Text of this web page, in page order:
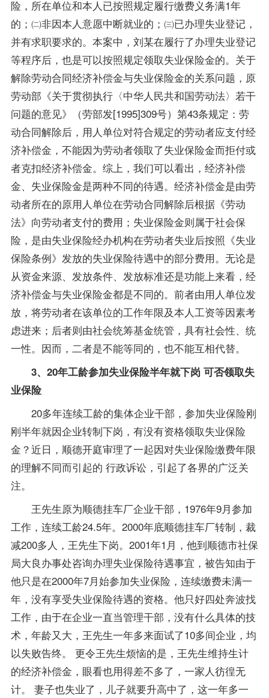
险，所在单位和本人已按照规定履行缴费义务满1年
的；㈡非因本人意愿中断就业的；㈢已办理失业登记，
并有求职要求的。本案中，刘某在履行了办理失业登记
等程序后，也是可以按照规定领取失业保险金的。关于
解除劳动合同经济补偿金与失业保险金的关系问题，原
劳动部《关于贯彻执行〈中华人民共和国劳动法〉若干
问题的意见》（劳部发[1995]309号）第43条规定：劳
动合同解除后，用人单位对符合规定的劳动者应支付经
济补偿金，不能因为劳动者领取了失业保险金而拒付或
者克扣经济补偿金。综上，我们可以看出，经济补偿
金、失业保险金是两种不同的待遇。经济补偿金是由劳
动者所在的原用人单位在劳动合同解除后根据《劳动
法》向劳动者支付的费用；失业保险金则属于社会保
险，是由失业保险经办机构在劳动者失业后按照《失业
保险条例》发放的失业保险待遇中的部分费用。无论是
从资金来源、发放条件、发放标准还是功能上来看，经
济补偿金与失业保险金都是不同的。前者由用人单位发
放，将劳动者在该单位的工作年限及本人工资等因素考
虑进来；后者则由社会统筹基金统管，具有社会性、统
一性。因而，二者是不能等同的，也不能互相代替。
3、20年工龄参加失业保险半年就下岗 可否领取失
业保险
20多年连续工龄的集体企业干部，参加失业保险刚
刚半年就因企业转制下岗，有没有资格领取失业保险
金？近日，顺德开庭审理了一起因对失业保险缴费年限
的理解不同而引起的 行政诉讼，引起了各界的广泛关
注。
王先生原为顺德挂车厂企业干部，1976年9月参加
工作，连续工龄24.5年。2000年底顺德挂车厂转制，裁
减200多人，王先生下岗。2001年1月，他到顺德市社保
局大良办事处咨询办理失业保险待遇事宜，被告知由于
他只是在2000年7月始参加失业保险，连续缴费未满一
年，没有享受失业保险待遇的资格。他只好四处奔波找
工作，由于在企业一直当管理干部，没有什么具体的技
术，年龄又大，王先生一年多来面试了10多间企业，均
以失败告终。 更令王先生烦恼的是，王先生维持生计
的经济补偿金，眼看也用得差不多了，一家人彷徨无
计。 妻子也失业了，儿子就要升高中了，这一年多一